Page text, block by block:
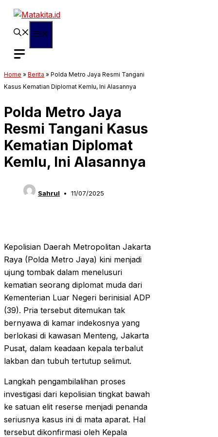
Langsung
Home » Berita » Polda Metro Jaya Resmi Tangani
Kasus Kematian Diplomat Kemlu, Ini Alasannya
Polda Metro Jaya
Resmi Tangani Kasus
Kematian Diplomat
Kemlu, Ini Alasannya
Sahrul 11/07/2025
Kepolisian Daerah Metropolitan Jakarta
Raya (Polda Metro Jaya) kini menjadi
ujung tombak dalam menelusuri
kematian seorang diplomat muda dari
Kementerian Luar Negeri berinisial ADP
(39). Pria tersebut ditemukan tak
bernyawa di kamar indekosnya yang
berlokasi di kawasan Menteng, Jakarta
Pusat, dalam keadaan kepala terbalut
lakban dan tubuh tertutup selimut.
Langkah pengambilalihan proses
investigasi dari kepolisian tingkat bawah
ke satuan elit reserse menjadi penanda
seriusnya kasus ini di mata aparat. Hal
tersebut dikonfirmasi oleh Kepala